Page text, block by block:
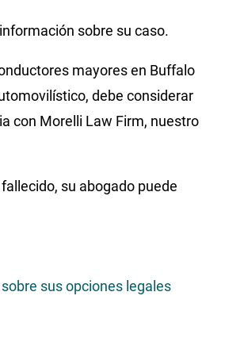
sobre su caso.
mayores en Buffalo
debe considerar
con Morelli Law Firm, nuestro
su abogado puede
sus opciones legales